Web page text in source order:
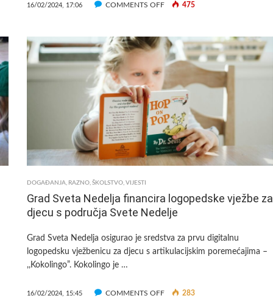
16/02/2024, 17:06 COMMENTS OFFON
VODNOKOMUNALNE
INFRASTRUKTURE
VRBOVEC
475
DOGAĐANJA, RAZNO,ŠKOLSTVO,VIJESTI
Grad Sveta Nedelja financira logopedske vježbe za
djecu s područja Svete Nedelje
Grad Sveta Nedelja osigurao je sredstva za prvu digitalnu
logopedsku vježbenicu za djecu s artikulacijskim poremećajima –
,,Kokolingo”. Kokolingo je …
16/02/2024, 15:45 COMMENTS OFFON 283